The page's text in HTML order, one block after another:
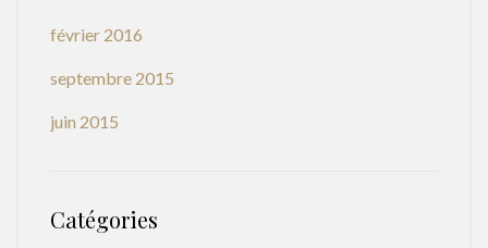
février 2016
septembre 2015
juin 2015
Catégories